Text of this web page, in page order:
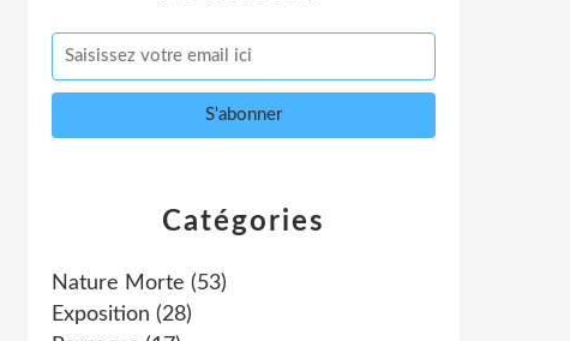
Catégories
Nature Morte (53)
Exposition (28)